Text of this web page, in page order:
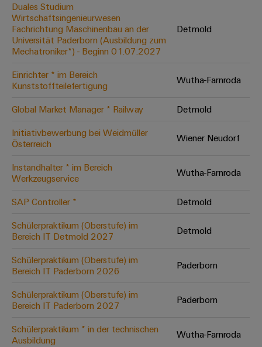
Effizienter
Betrieb
von
Windparks
Assemblierungsservice
Bestückte
Klemmenleisten
Modifizierte
und
bestückte
Kundenspezifische
Kabelkonfektionierung
Praxisnahe
Unsere Neuheiten
im Bereich
Duales Studium
Wirtschaftsingenieurwesen
Fachrichtung Maschinenbau an der
Universität Paderborn (Ausbildung zum
Mechatroniker*) - Beginn 01.07.2027
Detmold
Einrichter * im Bereich
Kunststoffteilefertigung
Wutha-Farnroda
Global Market Manager * Railway
Detmold
Initiativbewerbung bei Weidmüller
Österreich
Wiener Neudorf
Instandhalter * im Bereich
Werkzeugservice
Wutha-Farnroda
SAP Controller *
Detmold
Schülerpraktikum (Oberstufe) im
Bereich IT Detmold 2027
Detmold
Schülerpraktikum (Oberstufe) im
Bereich IT Paderborn 2026
Paderborn
Schülerpraktikum (Oberstufe) im
Bereich IT Paderborn 2027
Paderborn
Schülerpraktikum * in der technischen
Ausbildung
Wutha-Farnroda